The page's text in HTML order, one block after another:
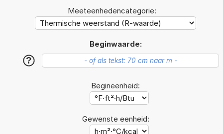
Meeteenhedencategorie:
Beginwaarde:
?
Begineenheid:
Gewenste eenheid: